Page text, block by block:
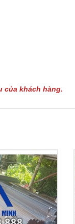
của khách hàng.